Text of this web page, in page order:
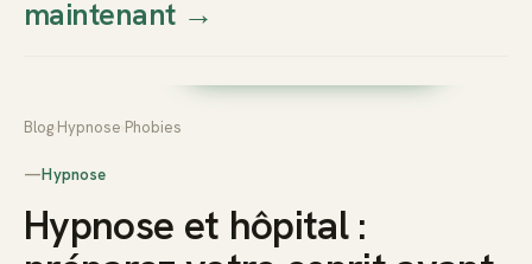
Thierry
Prendre rendez-vous dès
maintenant→
Blog Hypnose Phobies
—Hypnose
Hypnose et hôpital :